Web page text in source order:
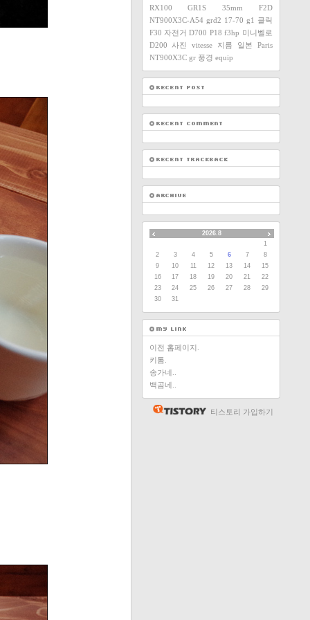
RX100 GR1S
35mm F2D
NT900X3C-A54 grd2 17-70 g1 클릭
F30 자전거 D700 P18 f3hp 미니벨로
D200
사진 vitesse 지름 일본
Paris
NT900X3C gr 풍경 equip
2026.8
1
2
3 4 5 6 7
8
9
10 11 12 13 14
15
16
17 18 19 20 21
22
23
24 25 26 27 28
29
30
31
이전 홈페이지.
키톰.
송가네..
백곰네..
티스토리 가입하기